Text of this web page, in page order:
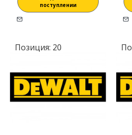
поступлении
Позиция: 20